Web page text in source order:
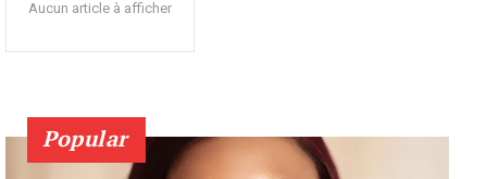
Aucun article à afficher
Popular